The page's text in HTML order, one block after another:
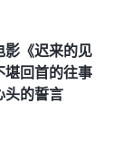
影《迟来的见
堪回首的往事
头的誓言